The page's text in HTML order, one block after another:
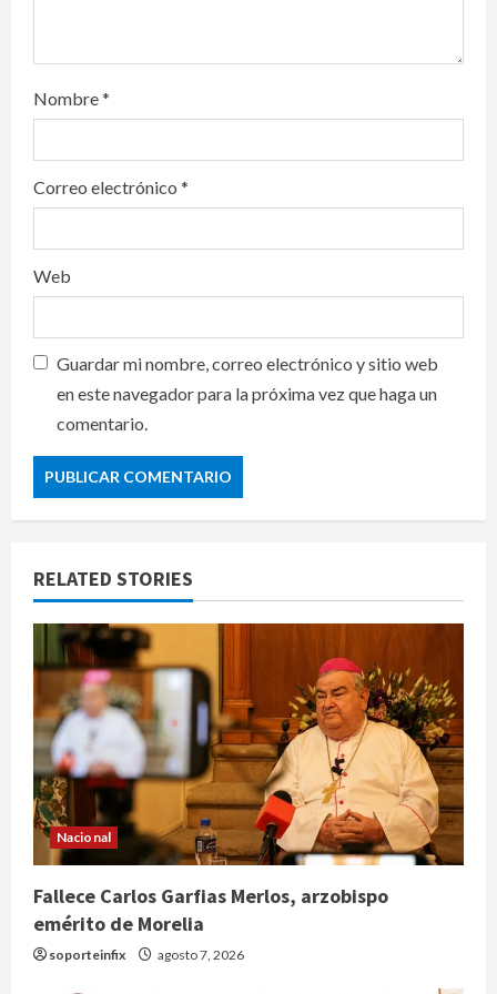
Nombre*
Correo electrónico *
Web
Guardar mi nombre, correo electrónico y sitio web
en este navegador para la próxima vez que haga un
comentario.
RELATED STORIES
Nacional
Fallece Carlos Garfias Merlos, arzobispo
emérito de Morelia
soporteinfix agosto 7, 2026